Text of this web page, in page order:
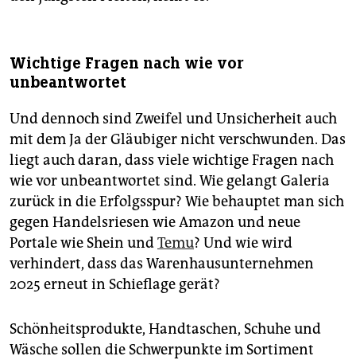
Wichtige Fragen nach wie vor
unbeantwortet
Und dennoch sind Zweifel und Unsicherheit auch
mit dem Ja der Gläubiger nicht verschwunden. Das
liegt auch daran, dass viele wichtige Fragen nach
wie vor unbeantwortet sind. Wie gelangt Galeria
zurück in die Erfolgsspur? Wie behauptet man sich
gegen Handelsriesen wie Amazon und neue
Portale wie Shein undTemu? Und wie wird
verhindert, dass das Warenhausunternehmen
2025 erneut in Schieflage gerät?
Schönheitsprodukte, Handtaschen, Schuhe und
Wäsche sollen die Schwerpunkte im Sortiment